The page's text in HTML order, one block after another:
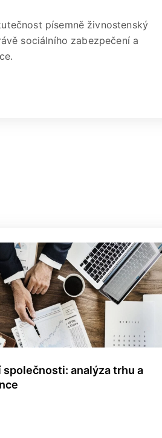
písemně živnostenský
sociálního zabezpečení a
společnosti: analýza trhu a